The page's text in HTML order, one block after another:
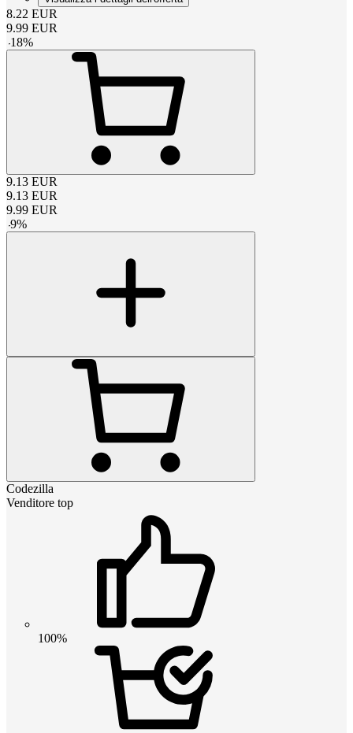
8.22 EUR
9.99 EUR
-18%
9.13 EUR
9.13 EUR
9.99 EUR
-9%
Codezilla
Venditore top
100%